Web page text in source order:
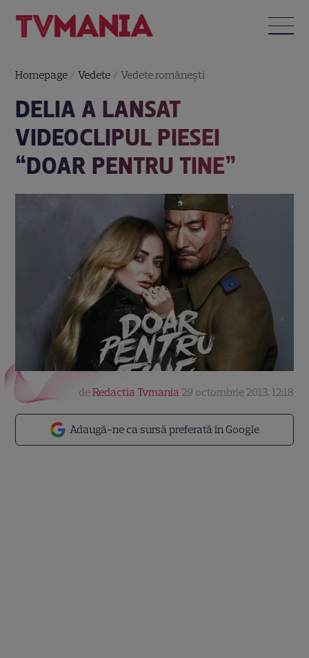
Homepage /Vedete /Vedete româneşti
DELIA A LANSAT
VIDEOCLIPUL PIESEI
“DOAR PENTRU TINE”
Adaugă-ne ca sursă preferată în Google
deRedactia Tvmania 29 octombrie 2013, 12:18